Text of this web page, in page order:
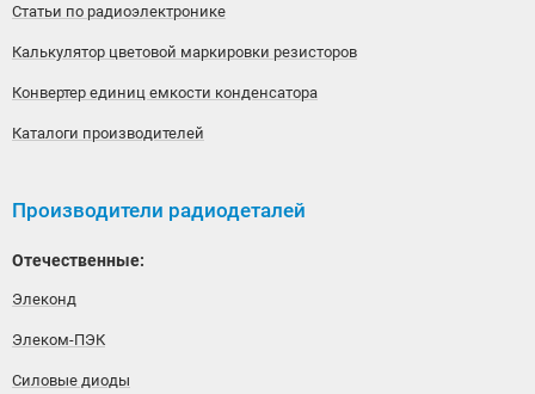
Статьи по радиоэлектронике
Калькулятор цветовой маркировки резисторов
Конвертер единиц емкости конденсатора
Каталоги производителей
Производители радиодеталей
Отечественные:
Элеконд
Элеком-ПЭК
Силовые диоды